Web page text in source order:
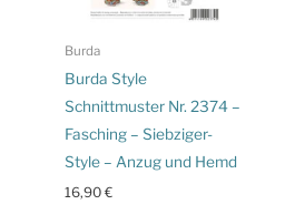
Burda
Burda Style
Schnittmuster Nr. 2374 –
Fasching – Siebziger-
Style – Anzug und Hemd
16,90€